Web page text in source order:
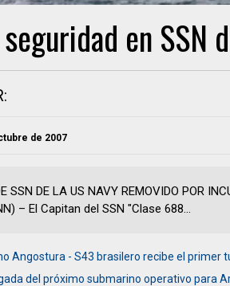
en SSN
de 2007
SSN DE LA US NAVY REMOVIDO POR
– El Capitan del SSN "Clase 688...
Angostura - S43 brasilero recibe el primer
del próximo submarino operativo para